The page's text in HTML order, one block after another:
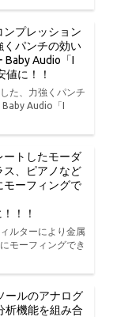
ンプレッション
くパンチの効い
Baby Audio「I
値に！！
た、力強くパンチ
Baby Audio「I
ートしたモーダ
ス、ピアノなど
モーフィングで
！！
ルターにより金属
モーフィングでき
ールのアナログ
析機能を組み合